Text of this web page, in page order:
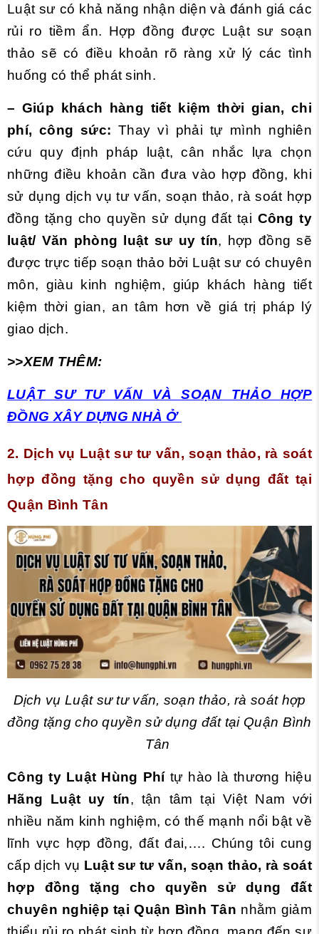
Luật sư có khả năng nhận diện và đánh giá các
rủi ro tiềm ẩn. Hợp đồng được Luật sư soạn
thảo sẽ có điều khoản rõ ràng xử lý các tình
huống có thể phát sinh.
– Giúp khách hàng tiết kiệm thời gian, chi
phí, công sức: Thay vì phải tự mình nghiên
cứu quy định pháp luật, cân nhắc lựa chọn
những điều khoản cần đưa vào hợp đồng, khi
sử dụng dịch vụ tư vấn, soạn thảo, rà soát hợp
đồng tặng cho quyền sử dụng đất tại Công ty
luật/ Văn phòng luật sư uy tín, hợp đồng sẽ
được trực tiếp soạn thảo bởi Luật sư có chuyên
môn, giàu kinh nghiệm, giúp khách hàng tiết
kiệm thời gian, an tâm hơn về giá trị pháp lý
giao dịch.
>>XEM THÊM:
LUẬT SƯ TƯ VẤN VÀ SOẠN THẢO HỢP
ĐỒNG XÂY DỰNG NHÀ Ở
2. Dịch vụ Luật sư tư vấn, soạn thảo, rà soát
hợp đồng tặng cho quyền sử dụng đất tại
Quận Bình Tân
Dịch vụ Luật sư tư vấn, soạn thảo, rà soát hợp
đồng tặng cho quyền sử dụng đất tại Quận Bình
Tân
Công ty Luật Hùng Phí tự hào là thương hiệu
Hãng Luật uy tín, tận tâm tại Việt Nam với
nhiều năm kinh nghiệm, có thế mạnh nổi bật về
lĩnh vực hợp đồng, đất đai,…. Chúng tôi cung
cấp dịch vụ Luật sư tư vấn, soạn thảo, rà soát
hợp đồng tặng cho quyền sử dụng đất
chuyên nghiệp tại Quận Bình Tân nhằm giảm